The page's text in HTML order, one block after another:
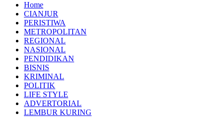
Home
CIANJUR
PERISTIWA
METROPOLITAN
REGIONAL
NASIONAL
PENDIDIKAN
BISNIS
KRIMINAL
POLITIK
LIFE STYLE
ADVERTORIAL
LEMBUR KURING